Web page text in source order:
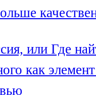
или Где
как